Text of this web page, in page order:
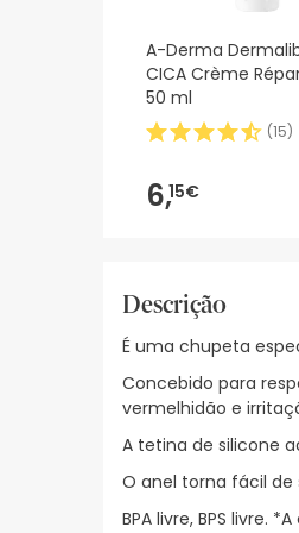
A-Derma
CICA Crème
50 ml
(15)
6,15€
Descrição
É uma chupeta
Concebido para
vermelhidão e
A tetina de silicone
O anel torna fácil
BPA livre, BPS livre.